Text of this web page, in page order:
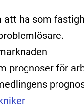
att ha som
prognoser för